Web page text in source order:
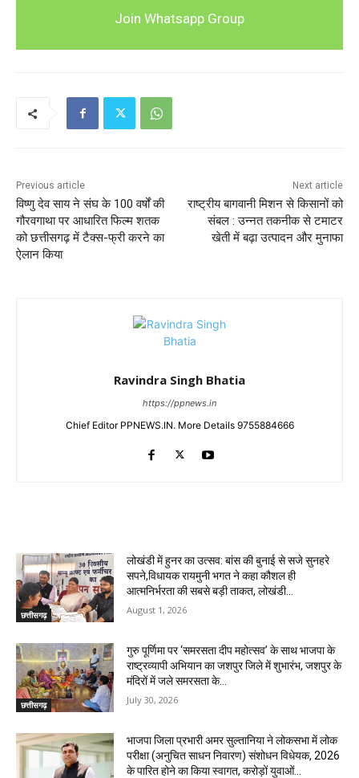
Join Whatsapp Group
Previous article
विष्णु देव साय ने संघ के 100 वर्षों की
गौरवगाथा पर आधारित फिल्म शतक
को छत्तीसगढ़ में टैक्स-फ्री करने का
ऐलान किया
Next article
राष्ट्रीय बागवानी मिशन से किसानों को
संबल : उन्नत तकनीक से टमाटर
खेती में बढ़ा उत्पादन और मुनाफा
Ravindra Singh Bhatia
https://ppnews.in
Chief Editor PPNEWS.IN. More Details 9755884666
छत्तीसगढ़
लोखंडी में हुनर का उत्सव: बांस की बुनाई से सजे सुनहरे
सपने,विधायक रायमुनी भगत ने कहा कौशल ही
आत्मनिर्भरता की सबसे बड़ी ताकत, लोखंडी...
August 1, 2026
छत्तीसगढ़
गुरु पूर्णिमा पर ‘समरसता दीप महोत्सव’ के साथ भाजपा के
राष्ट्रव्यापी अभियान का जशपुर जिले में शुभारंभ, जशपुर के
मंदिरों में जले समरसता के...
July 30, 2026
भाजपा जिला प्रभारी अमर सुल्तानिया ने लोकसभा में लोक
परीक्षा (अनुचित साधन निवारण) संशोधन विधेयक, 2026
के पारित होने का किया स्वागत, करोड़ों युवाओं...